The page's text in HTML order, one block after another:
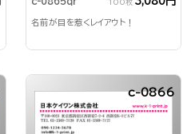
100枚
名前が目を惹くレイアウト！
c-0866